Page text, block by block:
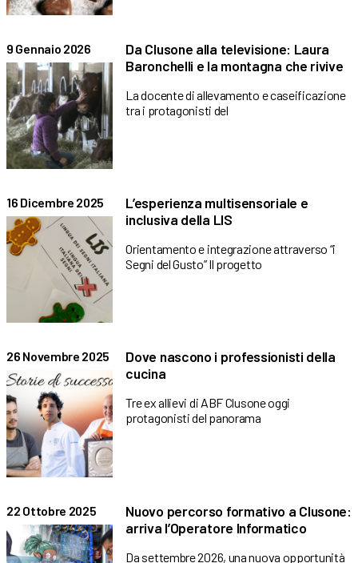
9 Gennaio 2026
Da Clusone alla televisione: Laura
Baronchelli e la montagna che rivive
La docente di allevamento e caseificazione
tra i protagonisti del
16 Dicembre 2025
L’esperienza multisensoriale e
inclusiva della LIS
Orientamento e integrazione attraverso “i
Segni del Gusto” Il progetto
26 Novembre 2025
Dove nascono i professionisti della
cucina
Tre ex allievi di ABF Clusone oggi
protagonisti del panorama
22 Ottobre 2025
Nuovo percorso formativo a Clusone:
arriva l’Operatore Informatico
Da settembre 2026, una nuova opportunità